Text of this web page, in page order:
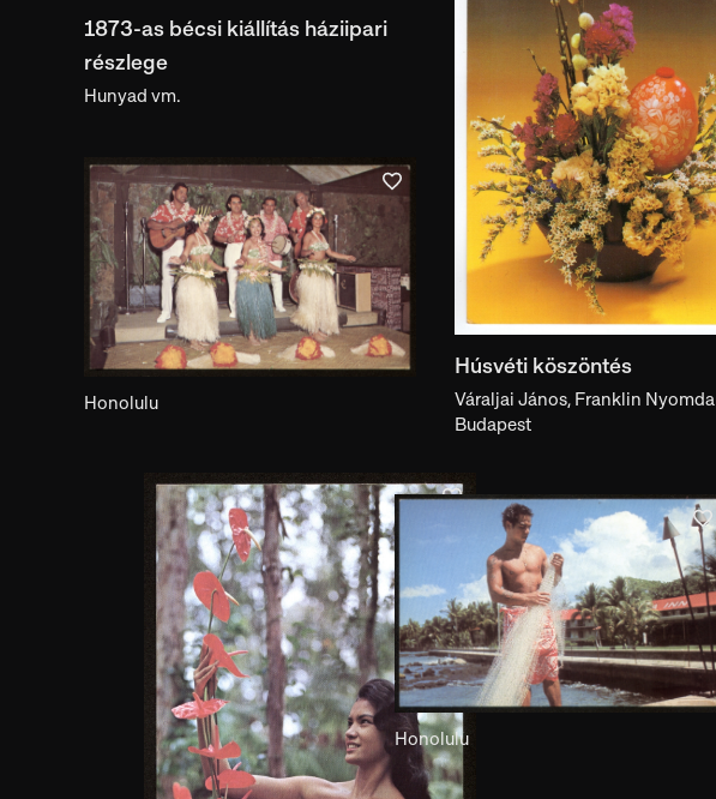
1873-as bécsi kiállítás háziipari
részlege
Hunyad vm.
Húsvéti köszöntés
Váraljai János, Franklin Nyomda
Budapest
Honolulu
Honolulu